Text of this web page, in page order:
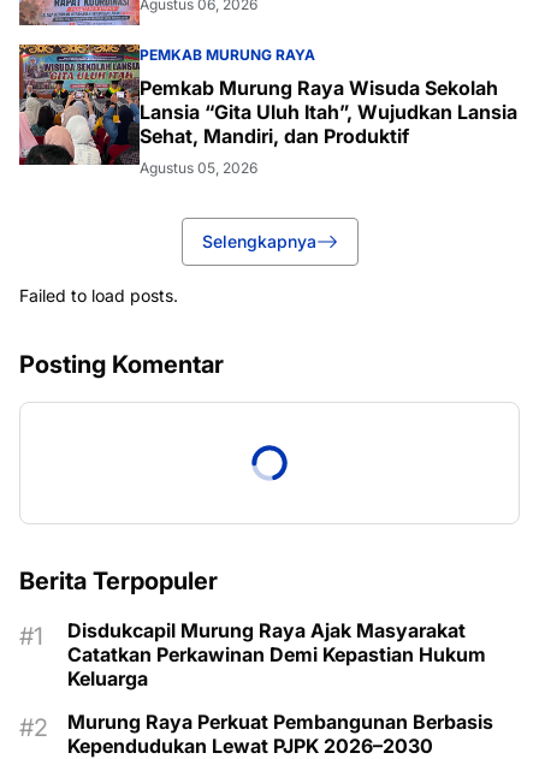
Agustus 06, 2026
PEMKAB MURUNG RAYA
Pemkab Murung Raya Wisuda Sekolah
Lansia “Gita Uluh Itah”, Wujudkan Lansia
Sehat, Mandiri, dan Produktif
Agustus 05, 2026
Selengkapnya
Failed to load posts.
Posting Komentar
Berita Terpopuler
Disdukcapil Murung Raya Ajak Masyarakat
Catatkan Perkawinan Demi Kepastian Hukum
Keluarga
Murung Raya Perkuat Pembangunan Berbasis
Kependudukan Lewat PJPK 2026–2030